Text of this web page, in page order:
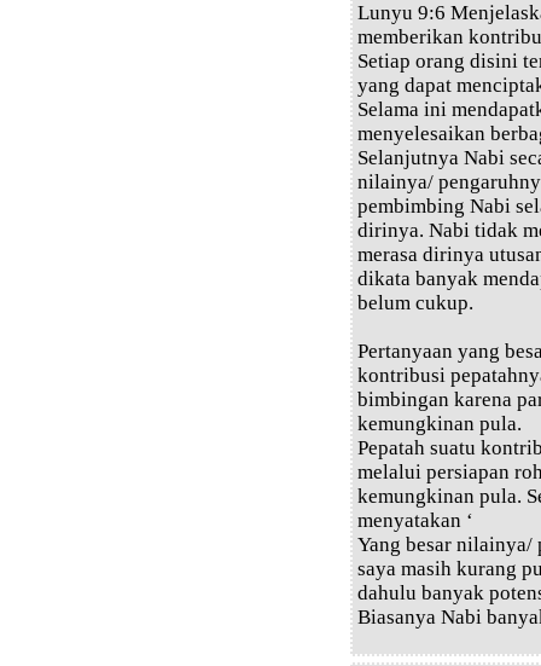
Lunyu 9:6
memberikan
Setiap orang disini
yang dapat
Selama ini
menyelesaikan
Selanjutnya Nabi
nilainya/
pembimbing Nabi
dirinya. Nabi tidak
merasa dirinya
dikata banyak
belum cukup.
Pertanyaan yang
kontribusi
bimbingan karena
kemungkinan pula.
Pepatah suatu
melalui persiapan
kemungkinan pula.
menyatakan ‘
Yang besar nilainya/
saya masih kurang
dahulu banyak
Biasanya Nabi